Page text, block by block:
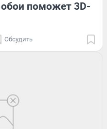
поможет 3D-
Обсудить